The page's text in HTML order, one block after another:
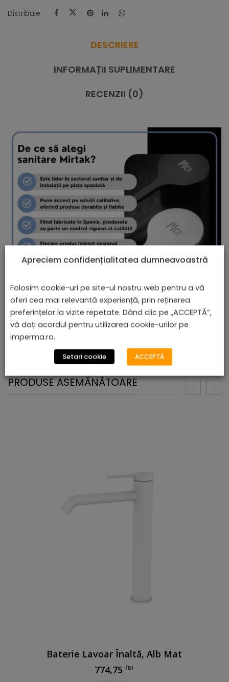
Distribuie
DESCRIERE
INFORMAȚII SUPLIMENTARE
RECENZII (0)
PRODUSE ASEMĂNĂTOARE
Baterie Lavoar Înaltă, Alb Mat
774,75 lei
Apreciem confidențialitatea dumneavoastră
Folosim cookie-uri pe site-ul nostru web pentru a vă
oferi cea mai relevantă experiență, prin reținerea
preferințelor la vizite repetate. Dând clic pe „ACCEPTĂ”,
vă dați acordul pentru utilizarea cookie-urilor pe
imperma.ro.
Setari cookie ACCEPTĂ